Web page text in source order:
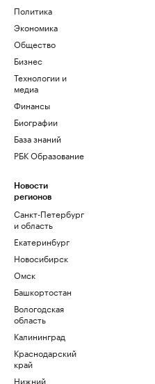
Политика
Экономика
Общество
Бизнес
Технологии и
медиа
Финансы
Биографии
База знаний
РБК Образование
Новости
регионов
Санкт-Петербург
и область
Екатеринбург
Новосибирск
Омск
Башкортостан
Вологодская
область
Калининград
Краснодарский
край
Нижний